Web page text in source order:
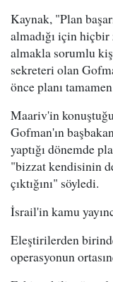
Kaynak, "Plan
almadığı için hiçbir
almakla sorumlu
sekreteri olan
önce planı
Maariv'in
Gofman'ın
yaptığı dönemde
"bizzat kendisinin
çıktığını" söyledi.
İsrail'in kamu
Eleştirilerden
operasyonun